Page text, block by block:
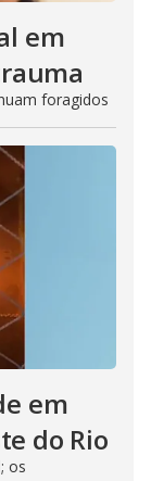
em
foragidos
em
do Rio
os